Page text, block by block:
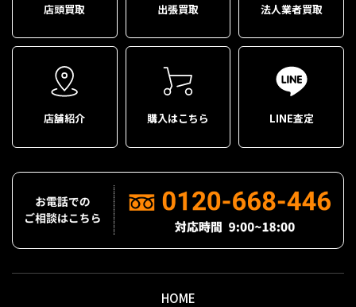
店頭買取 出張買取 法人業者買取
店舗紹介 購入はこちら LINE査定
HOME